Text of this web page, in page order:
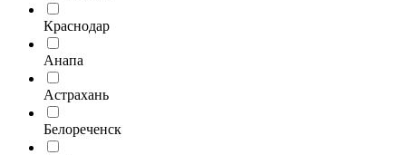
Краснодар
Анапа
Астрахань
Белореченск